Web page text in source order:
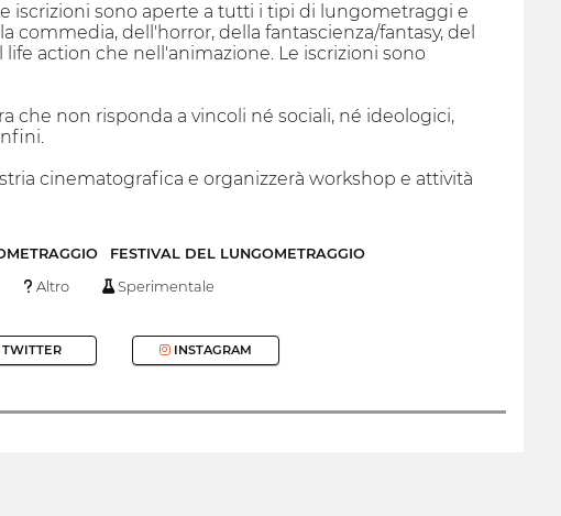
iscrizioni sono aperte a tutti i tipi di lungometraggi e
dell'horror, della fantascienza/fantasy, del
action che nell'animazione. Le iscrizioni sono
che non risponda a vincoli né sociali, né ideologici,
cinematografica e organizzerà workshop e attività
FESTIVAL DEL LUNGOMETRAGGIO
Altro Sperimentale
INSTAGRAM